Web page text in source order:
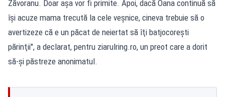
Zăvoranu. Doar aşa vor fi primite. Apoi, dacă Oana continuă să
îşi acuze mama trecută la cele veşnice, cineva trebuie să o
avertizeze că e un păcat de neiertat să îţi batjocoreşti
părinţii", a declarat, pentru ziarulring.ro, un preot care a dorit
să-şi păstreze anonimatul.